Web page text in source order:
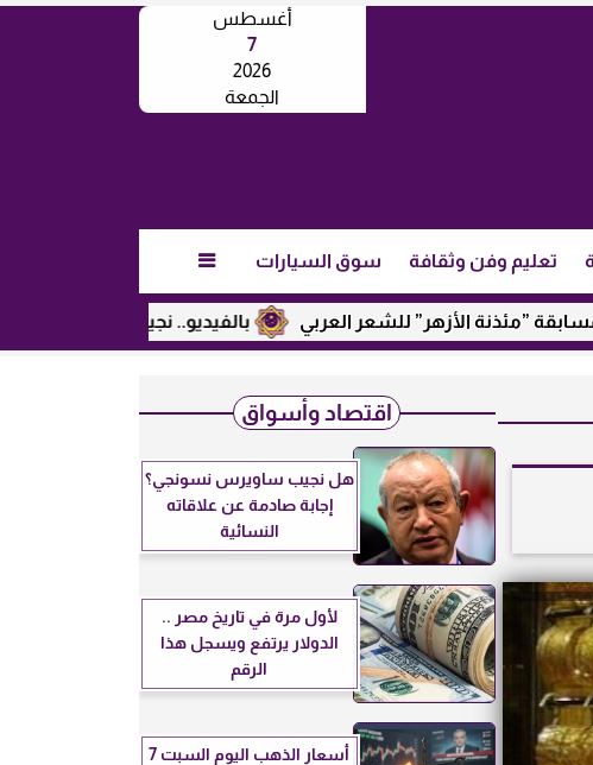
أغسطس
7
2026
الجمعة
تعليم وفن وثقافة سوق السيارات 
بالفيديو.. نجيب ساويرس يكشف عن رأيه الأزهر” للشعر العربي
اقتصاد وأسواق
هل نجيب ساويرس نسونجي؟
إجابة صادمة عن علاقاته
النسائية
لأول مرة في تاريخ مصر ..
الدولار يرتفع ويسجل هذا
الرقم
أسعار الذهب اليوم السبت 7